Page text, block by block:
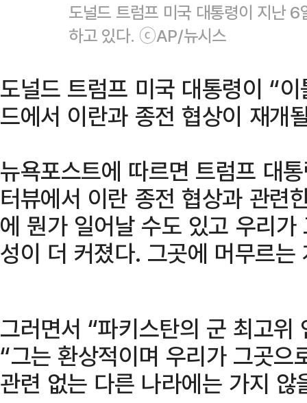
도널드 트럼프 미국 대통령이 지난
하고 있다. ⓒAP/뉴시스
도널드 트럼프 미국 대통령이 “
드에서 이란과 종전 협상이 재개
뉴욕포스트에 따르면 트럼프 대
터뷰에서 이란 종전 협상과 관련
에 뭔가 일어날 수도 있고 우리
성이 더 커졌다. 그곳에 머무르는
그러면서 “파키스탄의 군 최고위
“그는 환상적이며 우리가 그곳
관련 없는 다른 나라에는 가지 않